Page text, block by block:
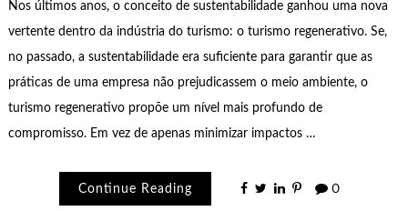
Nos últimos anos, o conceito de sustentabilidade ganhou uma nova
vertente dentro da indústria do turismo: o turismo regenerativo. Se,
no passado, a sustentabilidade era suficiente para garantir que as
práticas de uma empresa não prejudicassem o meio ambiente, o
turismo regenerativo propõe um nível mais profundo de
compromisso. Em vez de apenas minimizar impactos …
Continue Reading 0